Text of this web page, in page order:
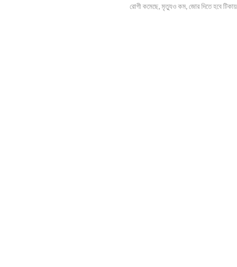
post:
রোগী কমেছে, মৃত্যুও কম, জোর দিতে হবে টিকায়